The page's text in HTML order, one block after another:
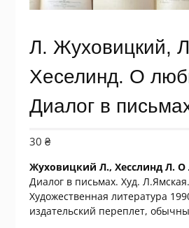
Л. Жуховицкий,
Хеселинд. О
Диалог в
30 ₴
Жуховицкий Л., Хесслинд Л.
Диалог в письмах. Худ.
Художественная литература
издательский переплет,